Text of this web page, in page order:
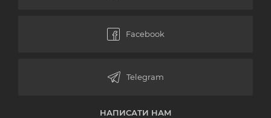
НАПИСАТИ НАМ